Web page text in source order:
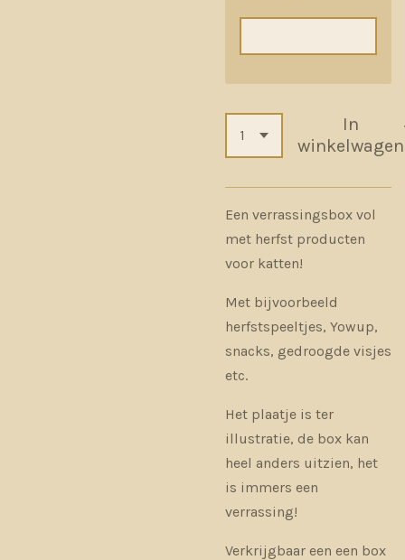
In
winkelwagen
Een verrassingsbox vol
met herfst producten
voor katten!
Met bijvoorbeeld
herfstspeeltjes, Yowup,
snacks, gedroogde visjes
etc.
Het plaatje is ter
illustratie, de box kan
heel anders uitzien, het
is immers een
verrassing!
Verkrijgbaar een een box